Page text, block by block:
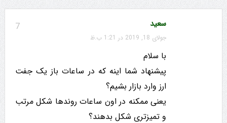
7 سعید
جولای 18, 2019 در 1:21 ب.ظ
با سلام
پیشنهاد شما اینه که در ساعات باز یک جفت
ارز وارد بازار بشیم؟
یعنی ممکنه در اون ساعات روندها شکل مرتب
و تمیزتری شکل بدهند؟